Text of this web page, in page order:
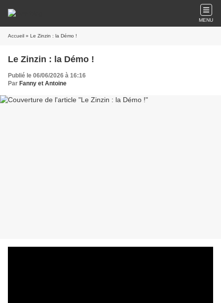
MENU
Accueil » Le Zinzin : la Démo !
Le Zinzin : la Démo !
Publié le 06/06/2026 à 16:16
Par Fanny et Antoine